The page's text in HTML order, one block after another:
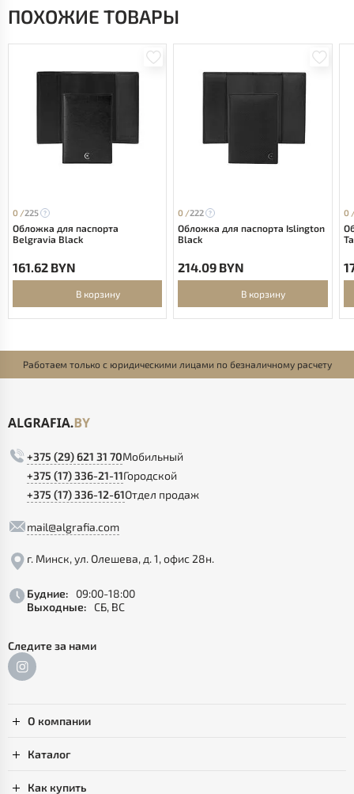
ПОХОЖИЕ ТОВАРЫ
0 /225
Обложка для паспорта
Belgravia Black
161.62 BYN
В корзину
0 /222
Обложка для паспорта Islington
Black
214.09 BYN
В корзину
0
Работаем только с юридическими лицами по безналичному расчету
+375 (29) 621 31 70Мобильный
+375 (17) 336-21-11Городской
+375 (17) 336-12-61Отдел продаж
mail@algrafia.com
г. Минск, ул. Олешева, д. 1, офис 28н.
Будние:
09:00-18:00
Выходные: СБ, ВС
Следите за нами
О компании
Каталог
Как купить